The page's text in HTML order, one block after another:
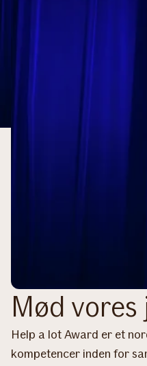
Mød vores
Help a lot Award er et
kompetencer inden for